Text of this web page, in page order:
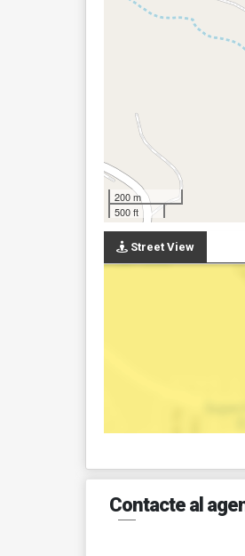
200 m
500 ft
Street View
Contacte al